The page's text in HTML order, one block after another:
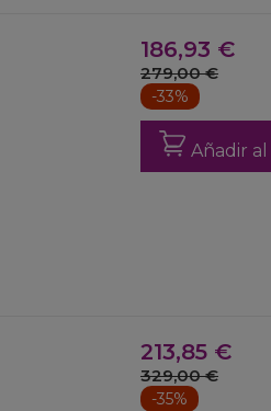
186,93 €
279,00 €
-33%
Añadir
213,85 €
329,00 €
-35%